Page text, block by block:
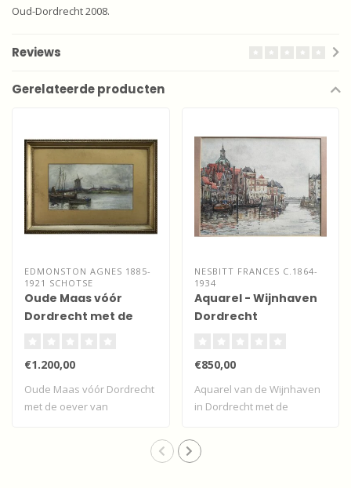
Oud-Dordrecht 2008.
Reviews
Gerelateerde producten
EDMONSTON AGNES 1885-
1921 SCHOTSE
Oude Maas vóór
Dordrecht met de
€1.200,00
Oude Maas vóór Dordrecht
met de oever van
NESBITT FRANCES C.1864-
1934
Aquarel - Wijnhaven
Dordrecht
€850,00
Aquarel van de Wijnhaven
in Dordrecht met de